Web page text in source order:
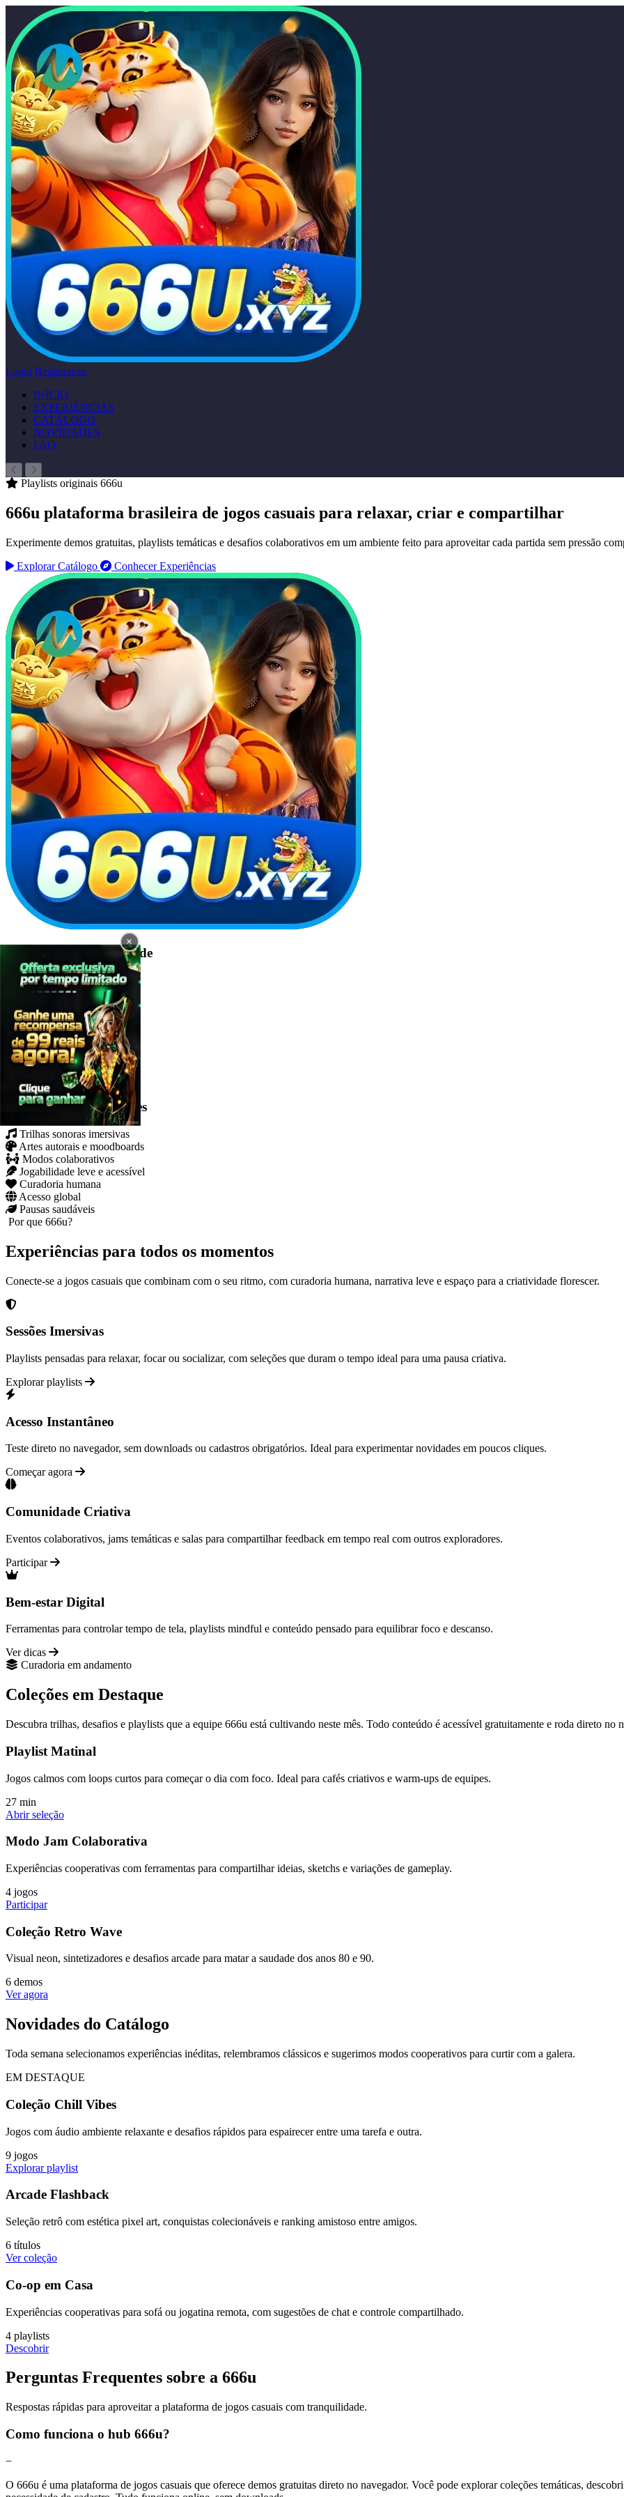
Login Registrar-se
INÍCIO
EXPERIÊNCIAS
CATÁLOGO
NOVIDADES
FAQ
Playlists originais 666u
666u plataforma brasileira de jogos casuais para relaxar, criar e compartilhar
Experimente demos gratuitas, playlists temáticas e desafios colaborativos em um ambiente feito para aproveitar cada partida sem pressão
Explorar Catálogo
Conhecer Experiências
Pulsação da Comunidade
2.847
54
Playlists em Destaque
1,247
Jogos no Acervo
Experiências envolventes
Trilhas sonoras imersivas
Artes autorais e moodboards
Modos colaborativos
Jogabilidade leve e acessível
Curadoria humana
Acesso global
Pausas saudáveis
Por que 666u?
Experiências para todos os momentos
Conecte-se a jogos casuais que combinam com o seu ritmo, com curadoria humana, narrativa leve e espaço para a criatividade florescer.
Sessões Imersivas
Playlists pensadas para relaxar, focar ou socializar, com seleções que duram o tempo ideal para uma pausa criativa.
Explorar playlists
Acesso Instantâneo
Teste direto no navegador, sem downloads ou cadastros obrigatórios. Ideal para experimentar novidades em poucos cliques.
Começar agora
Comunidade Criativa
Eventos colaborativos, jams temáticas e salas para compartilhar feedback em tempo real com outros exploradores.
Participar
Bem-estar Digital
Ferramentas para controlar tempo de tela, playlists mindful e conteúdo pensado para equilibrar foco e descanso.
Ver dicas
Curadoria em andamento
Coleções em Destaque
Descubra trilhas, desafios e playlists que a equipe 666u está cultivando neste mês. Todo conteúdo é acessível gratuitamente e roda direto no
Playlist Matinal
Jogos calmos com loops curtos para começar o dia com foco. Ideal para cafés criativos e warm-ups de equipes.
27 min
Abrir seleção
Modo Jam Colaborativa
Experiências cooperativas com ferramentas para compartilhar ideias, sketchs e variações de gameplay.
4 jogos
Participar
Coleção Retro Wave
Visual neon, sintetizadores e desafios arcade para matar a saudade dos anos 80 e 90.
6 demos
Ver agora
Novidades do Catálogo
Toda semana selecionamos experiências inéditas, relembramos clássicos e sugerimos modos cooperativos para curtir com a galera.
EM DESTAQUE
Coleção Chill Vibes
Jogos com áudio ambiente relaxante e desafios rápidos para espairecer entre uma tarefa e outra.
9 jogos
Explorar playlist
Arcade Flashback
Seleção retrô com estética pixel art, conquistas colecionáveis e ranking amistoso entre amigos.
6 títulos
Ver coleção
Co-op em Casa
Experiências cooperativas para sofá ou jogatina remota, com sugestões de chat e controle compartilhado.
4 playlists
Descobrir
Perguntas Frequentes sobre a 666u
Respostas rápidas para aproveitar a plataforma de jogos casuais com tranquilidade.
Como funciona o hub 666u?
−
O 666u é uma plataforma de jogos casuais que oferece demos gratuitas direto no navegador. Você pode explorar coleções temáticas,
×